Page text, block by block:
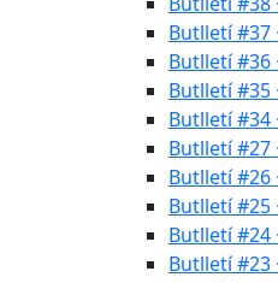
Butlletí #37
Butlletí #36
Butlletí #35
Butlletí #34
Butlletí #27
Butlletí #26
Butlletí #25
Butlletí #24
Butlletí #23